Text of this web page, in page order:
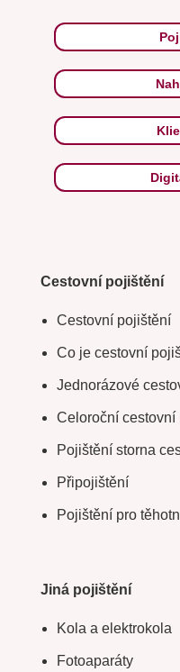
Cestovní pojištění
Cestovní pojištění
Co je cestovní
Jednorázové
Celoroční cestovní
Pojištění storna
Připojištění
Pojištění pro
Jiná pojištění
Kola a elektrokola
Fotoaparáty